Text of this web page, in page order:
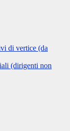
di vertice (da
(dirigenti non